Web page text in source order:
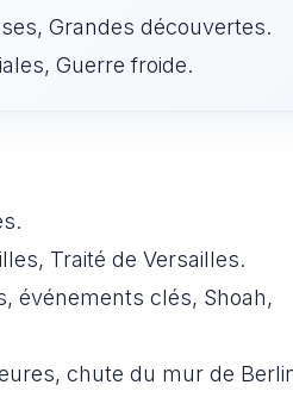
Grandes découvertes.
Guerre froide.
Traité de Versailles.
événements clés, Shoah,
chute du mur de